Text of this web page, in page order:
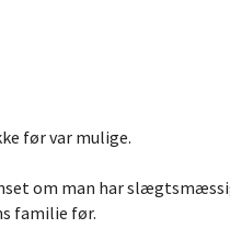
før var mulige.
om man har
familie før.